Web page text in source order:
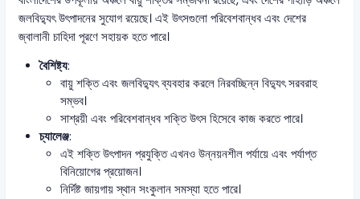
জলবিদ্যুৎ উৎপাদনের সুযোগ রয়েছে। এই উৎসগুলো পরিবেশবান্ধব এবং দেশের
জ্বালানী চাহিদা পূরণে সহায়ক হতে পারে।
বৈশিষ্ট্য:
বায়ু শক্তি এবং জলবিদ্যুৎ ব্যবহার করলে নিরবচ্ছিন্ন বিদ্যুৎ সরবরাহ
সম্ভব।
সাশ্রয়ী এবং পরিবেশবান্ধব শক্তি উৎস হিসেবে কাজ করতে পারে।
চ্যালেঞ্জ:
এই শক্তি উৎপাদন প্রযুক্তি এখনও উন্নয়নশীল পর্যায়ে এবং পর্যাপ্ত
বিনিয়োগের প্রয়োজন।
নির্দিষ্ট জায়গায় স্থান সংকুলান সমস্যা হতে পারে।